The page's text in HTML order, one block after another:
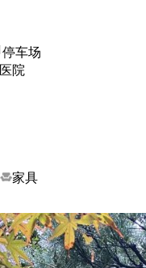
停车场
医院
家具